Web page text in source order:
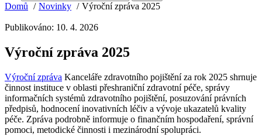
Domů Novinky Výroční zpráva 2025
Publikováno: 10. 4. 2026
Výroční zpráva 2025
Výroční zpráva Kanceláře zdravotního pojištění za rok 2025 shrnuje
činnost instituce v oblasti přeshraniční zdravotní péče, správy
informačních systémů zdravotního pojištění, posuzování právních
předpisů, hodnocení inovativních léčiv a vývoje ukazatelů kvality
péče. Zpráva podrobně informuje o finančním hospodaření, správní
pomoci, metodické činnosti i mezinárodní spolupráci.